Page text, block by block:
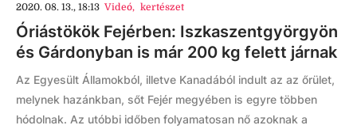
2020. 08. 13., 18:13 Videó, kertészet
Óriástökök Fejérben: Iszkaszentgyörgyön
és Gárdonyban is már 200 kg felett járnak
Az Egyesült Államokból, illetve Kanadából indult az az őrület,
melynek hazánkban, sőt Fejér megyében is egyre többen
hódolnak. Az utóbbi időben folyamatosan nő azoknak a